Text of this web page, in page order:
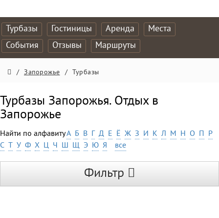
Турбазы Гостиницы Аренда
Места
События
Отзывы Маршруты
/ Запорожье / Турбазы
Турбазы Запорожья. Отдых в
Запорожье
Найти по алфавитуА Б В Г Д Е Ё Ж З И К Л М Н О П Р
С Т У Ф Х Ц Ч Ш Щ Э Ю Я все
Фильтр